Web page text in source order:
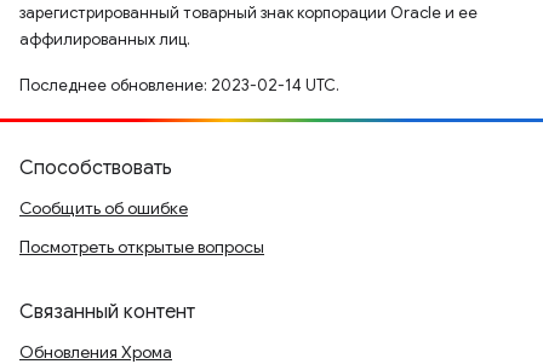
зарегистрированный товарный знак корпорации Oracle и ее
аффилированных лиц.
Последнее обновление: 2023-02-14 UTC.
Способствовать
Сообщить об ошибке
Посмотреть открытые вопросы
Связанный контент
Обновления Хрома